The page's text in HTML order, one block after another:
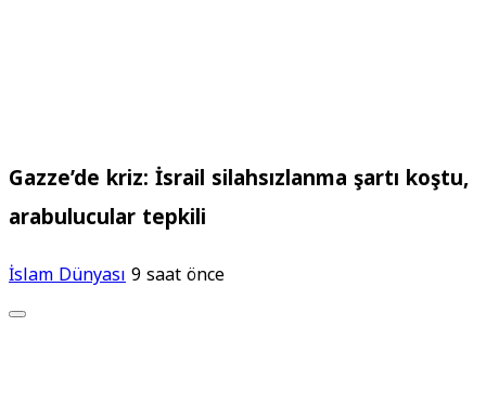
Gazze’de kriz: İsrail silahsızlanma şartı koştu,
arabulucular tepkili
İslam Dünyası9 saat önce